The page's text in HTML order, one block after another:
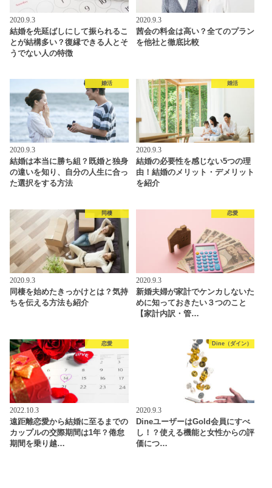
2020.9.3
結婚を先延ばしにして振られるこ
とが結構多い？復縁できる人とそ
うでない人の特徴
2020.9.3
茜会の料金は高い？全てのプラン
を他社と徹底比較
婚活
2020.9.3
結婚は本当に勝ち組？既婚と独身
の違いを知り、自分の人生に合っ
た選択をする方法
婚活
2020.9.3
結婚の必要性を感じない5つの理
由！結婚のメリット・デメリット
を紹介
同棲
2020.9.3
同棲を始めたきっかけとは？気持
ちを伝える方法も紹介
恋愛
2020.9.3
新婚夫婦が家計でケンカしないた
めに知っておきたい３つのこと
【家計内訳・管…
恋愛
2022.10.3
遠距離恋愛から結婚に至るまでの
カップルの交際期間は1年？倦怠
期間を乗り越…
Dine（ダイン）
2020.9.3
DineユーザーはGold会員にすべ
し！？使える機能と女性からの評
価につ…